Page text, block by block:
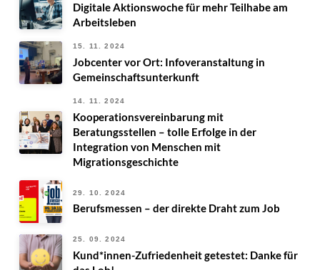
Digitale Aktionswoche für mehr Teilhabe am
Arbeitsleben
15. 11. 2024
Jobcenter vor Ort: Infoveranstaltung in
Gemeinschaftsunterkunft
14. 11. 2024
Kooperationsvereinbarung mit
Beratungsstellen – tolle Erfolge in der
Integration von Menschen mit
Migrationsgeschichte
29. 10. 2024
Berufsmessen – der direkte Draht zum Job
25. 09. 2024
Kund*innen-Zufriedenheit getestet: Danke für